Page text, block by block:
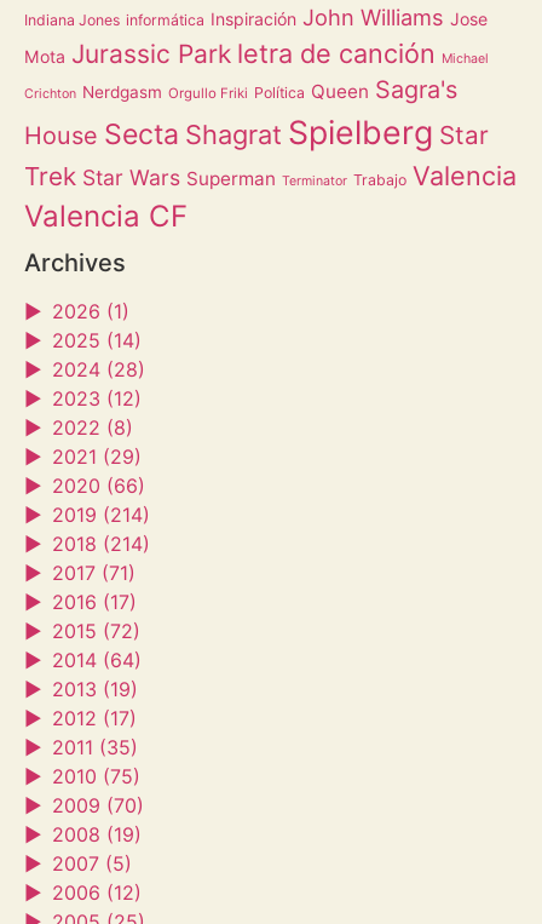
Indiana Jones informática Inspiración John Williams Jose
Mota Jurassic Park letra de canción Michael
Crichton Nerdgasm Orgullo Friki Política Queen Sagra's
House Secta Shagrat Spielberg Star
Trek Star Wars Superman Terminator Trabajo Valencia
Valencia CF
Archives
► 2026 (1)
► 2025 (14)
► 2024 (28)
► 2023 (12)
► 2022 (8)
► 2021 (29)
► 2020 (66)
► 2019 (214)
► 2018 (214)
► 2017 (71)
► 2016 (17)
► 2015 (72)
► 2014 (64)
► 2013 (19)
► 2012 (17)
► 2011 (35)
► 2010 (75)
► 2009 (70)
► 2008 (19)
► 2007 (5)
► 2006 (12)